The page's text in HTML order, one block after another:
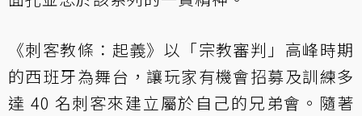
《刺客教條：起義》以「宗教審判」高峰時期
的西班牙為舞台，讓玩家有機會招募及訓練多
達 40 名刺客來建立屬於自己的兄弟會。隨著